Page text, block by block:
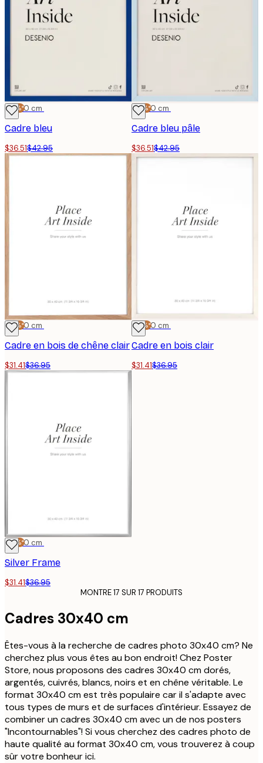
-15%*
30x40 cm
Cadre bleu
$36.51$42.95
-15%*
30x40 cm
Cadre bleu pâle
$36.51$42.95
-15%*
30x40 cm
Cadre en bois de chêne clair
$31.41$36.95
-15%*
30x40 cm
Cadre en bois clair
$31.41$36.95
-15%*
30x40 cm
Silver Frame
$31.41$36.95
MONTRE 17 SUR 17 PRODUITS
Cadres 30x40 cm
Êtes-vous à la recherche de cadres photo 30x40 cm? Ne
cherchez plus vous êtes au bon endroit! Chez Poster
Store, nous proposons des cadres 30x40 cm dorés,
argentés, cuivrés, blancs, noirs et en chêne véritable. Le
format 30x40 cm est très populaire car il s'adapte avec
tous types de murs et de surfaces d'intérieur. Essayez de
combiner un cadres 30x40 cm avec un de nos posters
"Incontournables"! Si vous cherchez des cadres photo de
haute qualité au format 30x40 cm, vous trouverez à coup
sûr votre bonheur ici.